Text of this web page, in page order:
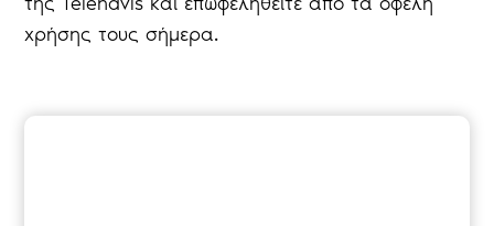
χρήσης τους σήμερα.